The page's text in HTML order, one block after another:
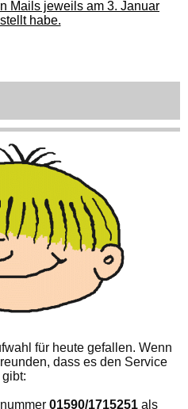
Mails jeweils am 3. Januar
habe.
für heute gefallen. Wenn
dass es den Service
gibt:
01590/1715251 als